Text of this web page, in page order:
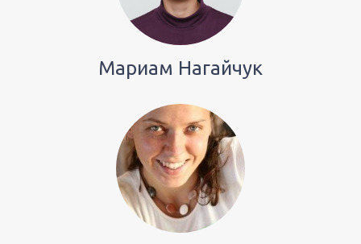
Мариам Нагайчук